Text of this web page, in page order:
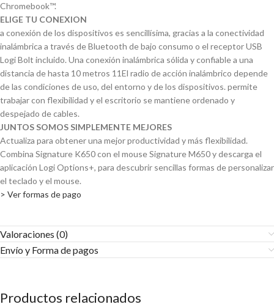
Chromebook™.
ELIGE TU CONEXION
a conexión de los dispositivos es sencillísima, gracias a la conectividad
inalámbrica a través de Bluetooth de bajo consumo o el receptor USB
Logi Bolt incluido. Una conexión inalámbrica sólida y confiable a una
distancia de hasta 10 metros 11El radio de acción inalámbrico depende
de las condiciones de uso, del entorno y de los dispositivos. permite
trabajar con flexibilidad y el escritorio se mantiene ordenado y
despejado de cables.
JUNTOS SOMOS SIMPLEMENTE MEJORES
Actualiza para obtener una mejor productividad y más flexibilidad.
Combina Signature K650 con el mouse Signature M650 y descarga el
aplicación Logi Options+, para descubrir sencillas formas de personalizar
el teclado y el mouse.
> Ver formas de pago
Valoraciones (0)
Envío y Forma de pagos​
Productos relacionados